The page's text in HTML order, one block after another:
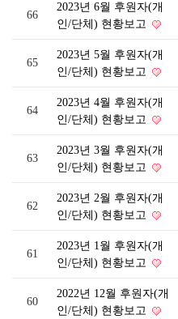
66
2023년 6월 후원자(개
인/단체) 현황보고
65
2023년 5월 후원자(개
인/단체) 현황보고
64
2023년 4월 후원자(개
인/단체) 현황보고
63
2023년 3월 후원자(개
인/단체) 현황보고
62
2023년 2월 후원자(개
인/단체) 현황보고
61
2023년 1월 후원자(개
인/단체) 현황보고
60
2022년 12월 후원자(개
인/단체) 현황보고